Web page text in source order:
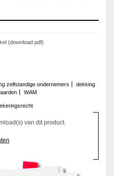
(download pdf)
zelfstandige ondernemers
dekking
WAM
van dit product.